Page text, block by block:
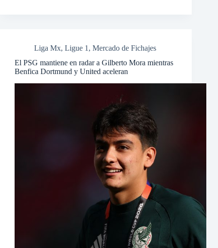
Liga Mx, Ligue 1 , Mercado de Fichajes
El PSG mantiene en radar a Gilberto Mora mientras
Benfica Dortmund y United aceleran